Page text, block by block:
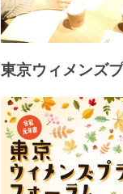
東京ウィメンズ